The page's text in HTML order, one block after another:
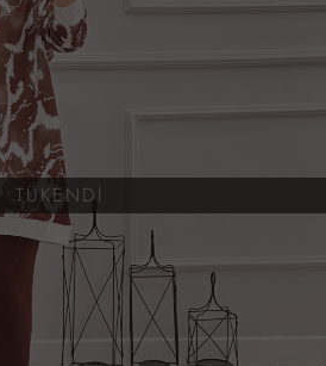
TÜKENDİ